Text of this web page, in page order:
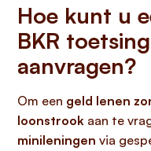
Hoe kunt u
BKR
aanvragen?
Om een geld lenen
loonstrook aan te
minileningen via